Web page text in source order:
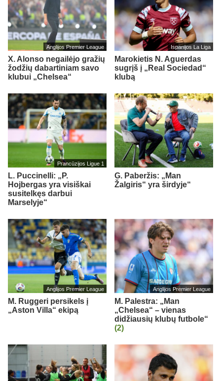
Anglijos Premier League
X. Alonso negailėjo gražių
žodžių dabartiniam savo
klubui „Chelsea“
Ispanijos La Liga
Marokietis N. Aguerdas
sugrįš į „Real Sociedad“
klubą
Prancūzijos Ligue 1
L. Puccinelli: „P.
Hojbergas yra visiškai
susitelkęs darbui
Marselyje“
G. Paberžis: „Man
Žalgiris“ yra širdyje“
Anglijos Premier League
M. Ruggeri persikels į
„Aston Villa“ ekipą
Anglijos Premier League
M. Palestra: „Man
„Chelsea“ – vienas
didžiausių klubų futbole“
(2)